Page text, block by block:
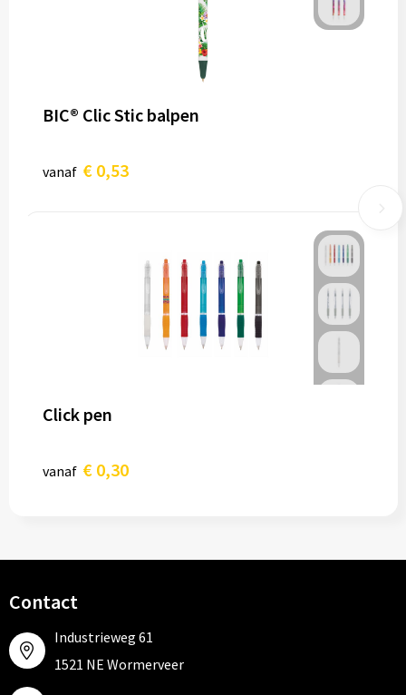
BIC® Clic Stic balpen
vanaf € 0,53
Click pen
vanaf € 0,30
Contact
Industrieweg 61
1521 NE Wormerveer